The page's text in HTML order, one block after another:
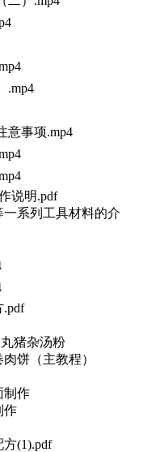
.mp4
意事项.mp4
说明.pdf
系列工具材料的介
.pdf
猪杂汤粉
饼（主教程）
制作
作
(1).pdf